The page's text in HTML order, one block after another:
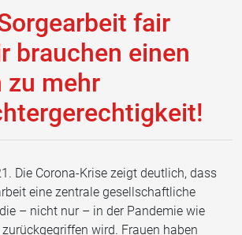
fair
brauchen einen
zu mehr
Die Corona-Krise zeigt deutlich, dass
eine zentrale gesellschaftliche
– nicht nur – in der Pandemie wie
wird. Frauen haben